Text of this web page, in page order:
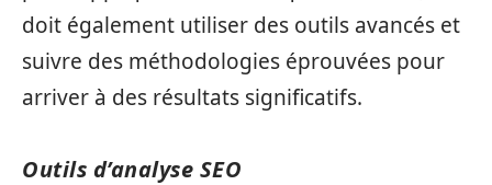
doit également utiliser des outils avancés et
suivre des méthodologies éprouvées pour
arriver à des résultats significatifs.
Outils d’analyse SEO